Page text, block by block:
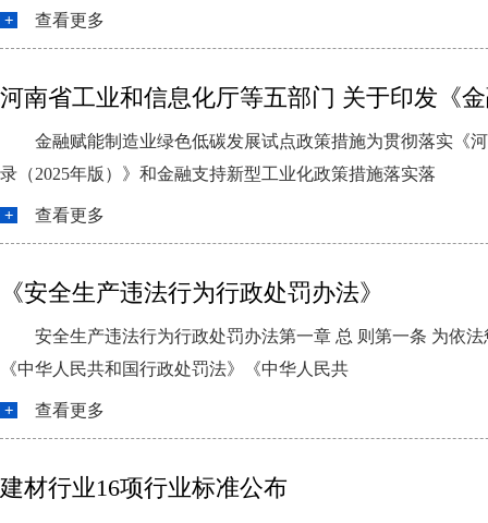
查看更多
河南省工业和信息化厅等五部门 关于印发《
金融赋能制造业绿色低碳发展试点政策措施为贯彻落实《
录（2025年版）》和金融支持新型工业化政策措施落实落
查看更多
《安全生产违法行为行政处罚办法》
安全生产违法行为行政处罚办法第一章 总 则第一条 为依
《中华人民共和国行政处罚法》《中华人民共
查看更多
建材行业16项行业标准公布